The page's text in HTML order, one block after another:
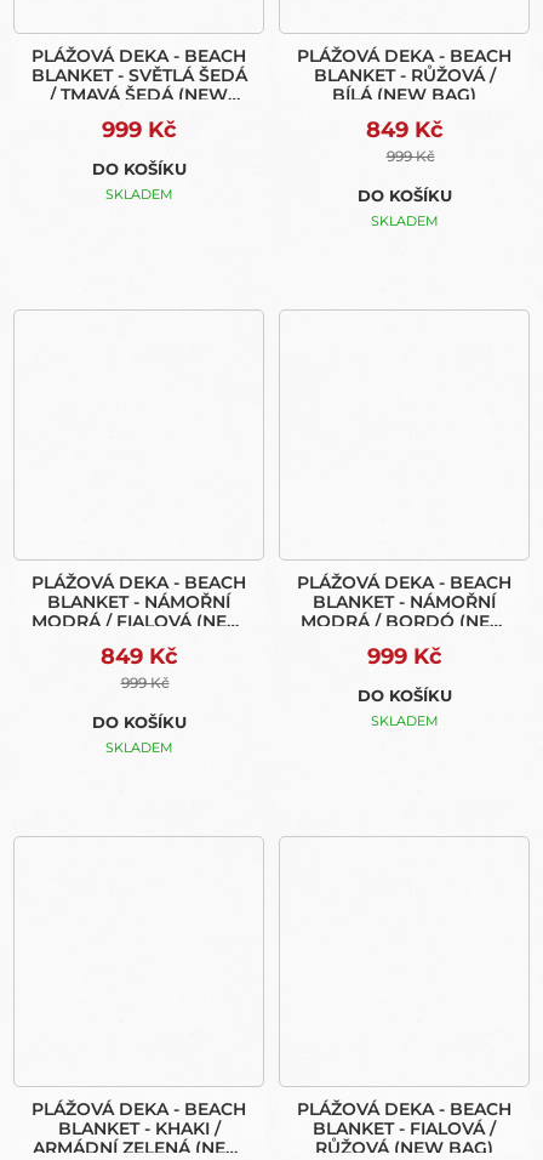
PLÁŽOVÁ DEKA - BEACH
BLANKET - SVĚTLÁ ŠEDÁ
/ TMAVÁ ŠEDÁ (NEW
999 Kč
DO KOŠÍKU
SKLADEM
PLÁŽOVÁ DEKA - BEACH
BLANKET - RŮŽOVÁ /
BÍLÁ (NEW BAG)
849 Kč
999 Kč
DO KOŠÍKU
SKLADEM
PLÁŽOVÁ DEKA - BEACH
BLANKET - NÁMOŘNÍ
MODRÁ / FIALOVÁ (NEW
849 Kč
999 Kč
DO KOŠÍKU
SKLADEM
PLÁŽOVÁ DEKA - BEACH
BLANKET - NÁMOŘNÍ
MODRÁ / BORDÓ (NEW
999 Kč
DO KOŠÍKU
SKLADEM
PLÁŽOVÁ DEKA - BEACH
BLANKET - KHAKI /
ARMÁDNÍ ZELENÁ (NEW
PLÁŽOVÁ DEKA - BEACH
BLANKET - FIALOVÁ /
RŮŽOVÁ (NEW BAG)